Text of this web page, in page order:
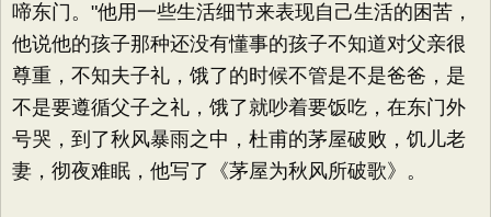
啼东门。"他用一些生活细节来表现自己生活的困苦，
他说他的孩子那种还没有懂事的孩子不知道对父亲很
尊重，不知夫子礼，饿了的时候不管是不是爸爸，是
不是要遵循父子之礼，饿了就吵着要饭吃，在东门外
号哭，到了秋风暴雨之中，杜甫的茅屋破败，饥儿老
妻，彻夜难眠，他写了《茅屋为秋风所破歌》。